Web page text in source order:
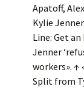
Apatoff,
Kylie
Line: Get
Jenner
workers». ↑
Split from